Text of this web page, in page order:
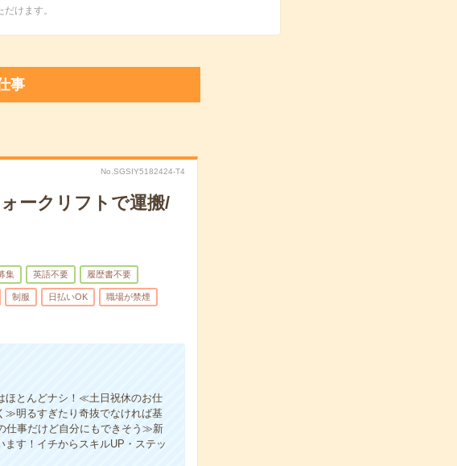
けます。
事
No.SGSIY5182424-T4
ークリフトで運搬/
集 英語不要 履歴書不要
制服 日払いOK 職場が禁煙
ほとんどナシ！≪土日祝休のお仕
≫明るすぎたり奇抜でなければ基
仕事だけど自分にもできそう≫新
す！イチからスキルUP・ステッ